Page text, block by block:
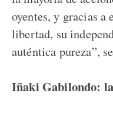
oyentes, y gracias a
libertad, su
auténtica pureza”,
Iñaki Gabilondo: